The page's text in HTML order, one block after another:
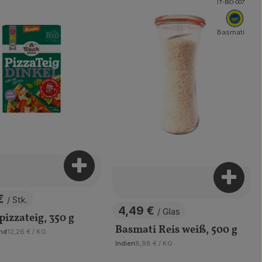
hinzufügen
/ Stk.
350 g
, Referenzpreis:
12,26 € / KG
Produkt zum Warenkorb hinzufügen
, Preis:
4,49 € / Glas
Basmati Reis weiß, 500 g
, Herkunft:
Indien, Referenzpreis:
8,98 € / KG
, Kontrollstelle:
IT-BIO-007
,
Basmati